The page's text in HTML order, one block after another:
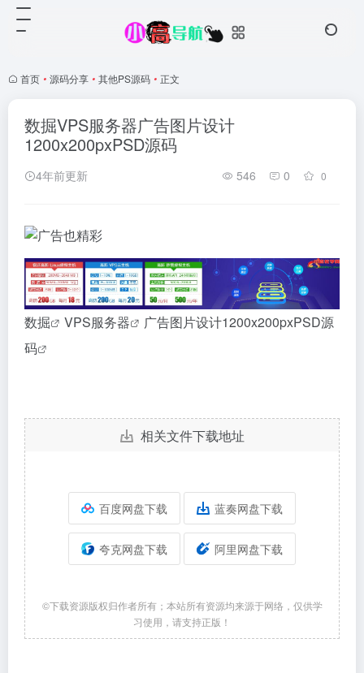
首页 • 源码分享 • 其他PS源码 • 正文
数掘VPS服务器广告图片设计
1200x200pxPSD源码
4年前更新 546 0 0
数掘 VPS服务器 广告图片设计1200x200pxPSD源
码
相关文件下载地址
百度网盘下载 蓝奏网盘下载
夸克网盘下载 阿里网盘下载
©下载资源版权归作者所有；本站所有资源均来源于网络，仅供学
习使用，请支持正版！